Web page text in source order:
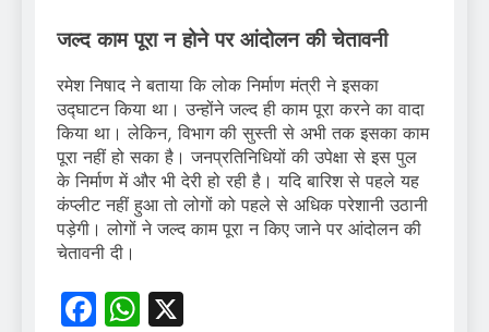
जल्द काम पूरा न होने पर आंदोलन की चेतावनी
रमेश निषाद ने बताया कि लोक निर्माण मंत्री ने इसका
उद्घाटन किया था। उन्होंने जल्द ही काम पूरा करने का वादा
किया था। लेकिन, विभाग की सुस्ती से अभी तक इसका काम
पूरा नहीं हो सका है। जनप्रतिनिधियों की उपेक्षा से इस पुल
के निर्माण में और भी देरी हो रही है। यदि बारिश से पहले यह
कंप्लीट नहीं हुआ तो लोगों को पहले से अधिक परेशानी उठानी
पड़ेगी। लोगों ने जल्द काम पूरा न किए जाने पर आंदोलन की
चेतावनी दी।
Facebook
WhatsApp